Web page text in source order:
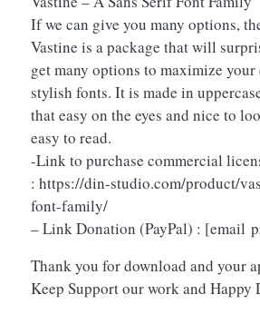
If we can give you many options,
Vastine is a package that will
get many options to maximize
stylish fonts. It is made in
that easy on the eyes and nice to
easy to read.
-Link to purchase commercial
: https://din-studio.com/product/
font-family/
– Link Donation (PayPal) : [email
Thank you for download and your
Keep Support our work and Happy